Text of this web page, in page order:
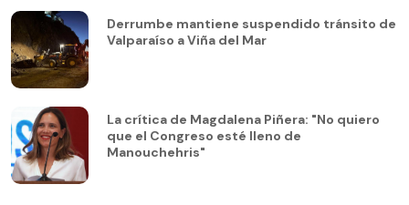
Derrumbe mantiene suspendido tránsito de
Valparaíso a Viña del Mar
La crítica de Magdalena Piñera: "No quiero
que el Congreso esté lleno de
Manouchehris"